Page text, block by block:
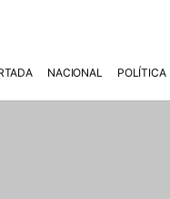
NACIONAL POLÍTICA